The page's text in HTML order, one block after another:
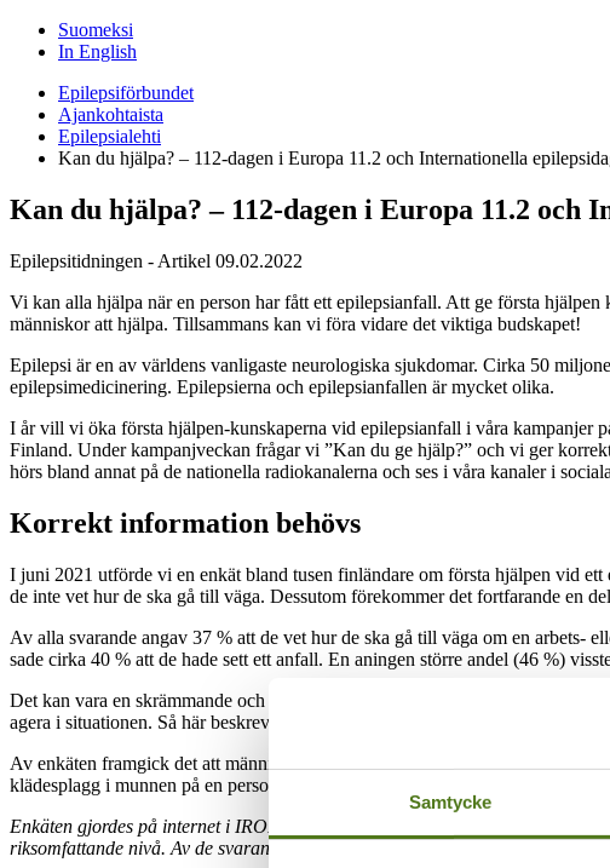
Samtycke
Suomeksi
In English
Epilepsiförbundet
Ajankohtaista
Epilepsialehti
Kan du hjälpa? – 112-dagen i Europa 11.2 och Internationella
Kan du hjälpa? – 112-dagen i Europa 11.2 och
Epilepsitidningen - Artikel 09.02.2022
Vi kan alla hjälpa när en person har fått ett epilepsianfall. Att ge första
människor att hjälpa. Tillsammans kan vi föra vidare det viktiga budskapet!
Epilepsi är en av världens vanligaste neurologiska sjukdomar. Cirka 50
epilepsimedicinering. Epilepsierna och epilepsianfallen är mycket olika.
I år vill vi öka första hjälpen-kunskaperna vid epilepsianfall i våra kampanjer
Finland. Under kampanjveckan frågar vi ”Kan du ge hjälp?” och vi ger
hörs bland annat på de nationella radiokanalerna och ses i våra kanaler i
Korrekt information behövs
I juni 2021 utförde vi en enkät bland tusen finländare om första hjälpen vid
de inte vet hur de ska gå till väga. Dessutom förekommer det fortfarande en
Av alla svarande angav 37 % att de vet hur de ska gå till väga om en arbets-
sade cirka 40 % att de hade sett ett anfall. En aningen större andel (46 %)
Det kan vara en skrämmande och förbryllande upplevelse att se ett
agera i situationen. Så här beskrev en svarande situationen: ”Jag skulle vilja
Av enkäten framgick det att människor fortfarande har en del felaktiga
klädesplagg i munnen på en person som ligger på gatan och har kramper.
Enkäten gjordes på internet i IROResearch Oy:s internationella
riksomfattande nivå. Av de svarande kände cirka 60 procent inte någon